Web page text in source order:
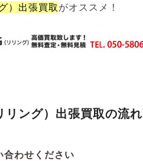
） 出張買取 がオススメ！
リング）出張買取の流れ
合わせください